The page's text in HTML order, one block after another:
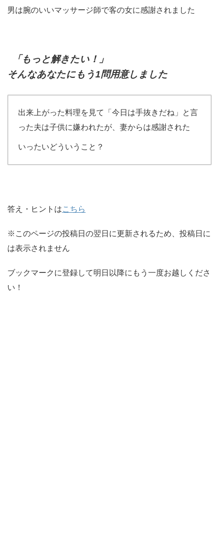
男は腕のいいマッサージ師で客の女に感謝されました
「もっと解きたい！」
そんなあなたにもう1問用意しました
出来上がった料理を見て「今日は手抜きだね」と言
った夫は子供に嫌われたが、妻からは感謝された
いったいどういうこと？
答え・ヒントはこちら
※このページの投稿日の翌日に更新されるため、投稿日に
は表示されません
ブックマークに登録して明日以降にもう一度お越しくださ
い！